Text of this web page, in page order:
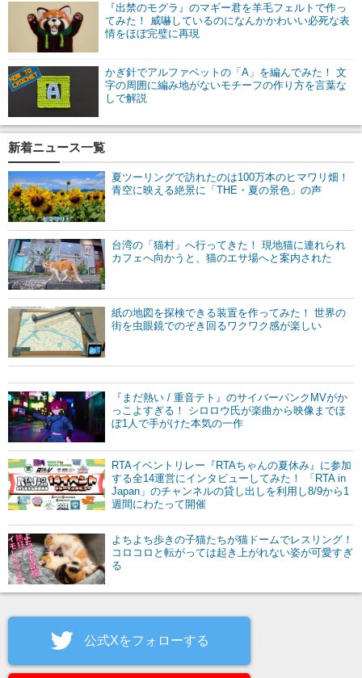
『出禁のモグラ』のマギー君を羊毛フェルトで作っ
てみた！ 威嚇しているのになんかかわいい必死な表
情をほぼ完璧に再現
かぎ針でアルファベットの「A」を編んでみた！ 文
字の周囲に編み地がないモチーフの作り方を言葉な
しで解説
新着ニュース一覧
夏ツーリングで訪れたのは100万本のヒマワリ畑！
青空に映える絶景に「THE・夏の景色」の声
台湾の「猫村」へ行ってきた！ 現地猫に連れられ
カフェへ向かうと、猫のエサ場へと案内された
紙の地図を探検できる装置を作ってみた！ 世界の
街を虫眼鏡でのぞき回るワクワク感が楽しい
『まだ熱い / 重音テト』のサイバーパンクMVがか
っこよすぎる！ シロロウ氏が楽曲から映像までほ
ぼ1人で手がけた本気の一作
RTAイベントリレー『RTAちゃんの夏休み』に参加
する全14運営にインタビューしてみた！ 「RTA in
Japan」のチャンネルの貸し出しを利用し8/9から1
週間にわたって開催
よちよち歩きの子猫たちが猫ドームでレスリング！
コロコロと転がっては起き上がれない姿が可愛すぎ
る
公式Xをフォローする